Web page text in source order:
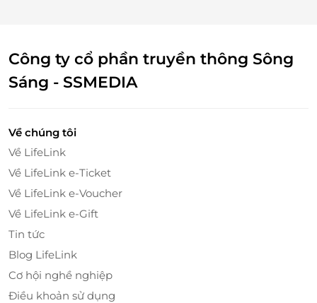
cơ hội thưởng thức một bữa ăn buffet phong phú và
đầy hương vị, đặc biệt là các món ăn đậm đà hương
vị Hàn Quốc. Từ các món ăn chính như tokbokki,
cơm nắm, gà rán đến những món kèm hấp dẫn, tất
cả tạo nên một trải nghiệm ẩm thực không thể nào
Công ty cổ phần truyền thông Sông
Sáng - SSMEDIA
Về chúng tôi
Về LifeLink
Về LifeLink e-Ticket
Về LifeLink e-Voucher
Về LifeLink e-Gift
Tin tức
Blog LifeLink
Cơ hội nghề nghiệp
Điều khoản sử dụng